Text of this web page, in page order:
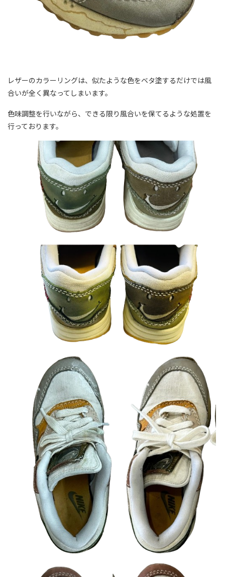
レザーのカラーリングは、似たような色をベタ塗するだけでは風
合いが全く異なってしまいます。
色味調整を行いながら、できる限り風合いを保てるような処置を
行っております。